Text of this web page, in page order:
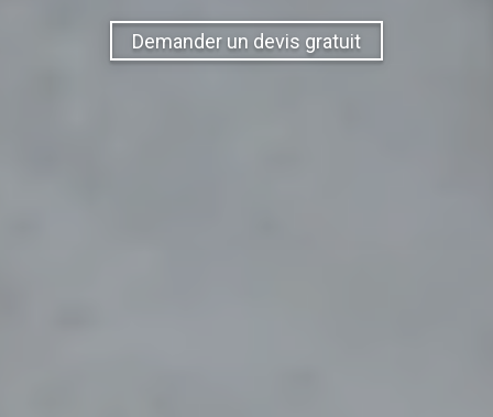
Demander un devis gratuit